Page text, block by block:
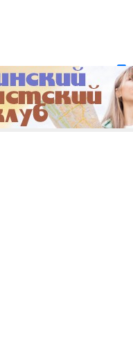
пароль? Регистрация